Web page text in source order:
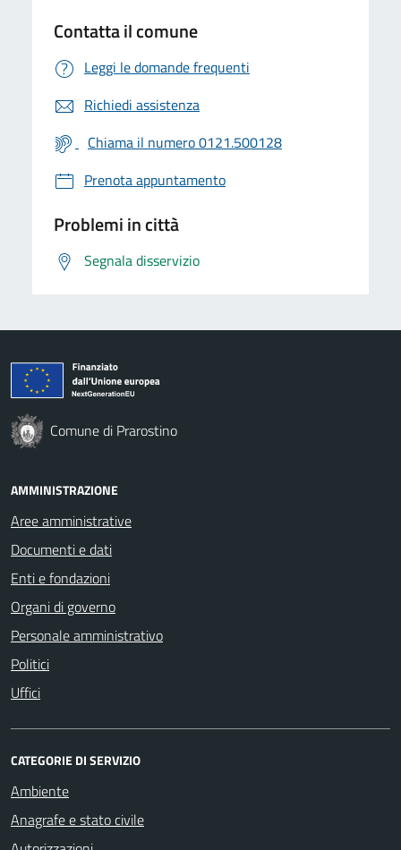
Contatta il comune
Leggi le domande frequenti
Richiedi assistenza
Chiama il numero 0121.500128
Prenota appuntamento
Problemi in città
Segnala disservizio
Comune di Prarostino
AMMINISTRAZIONE
Aree amministrative
Documenti e dati
Enti e fondazioni
Organi di governo
Personale amministrativo
Politici
Uffici
CATEGORIE DI SERVIZIO
Ambiente
Anagrafe e stato civile